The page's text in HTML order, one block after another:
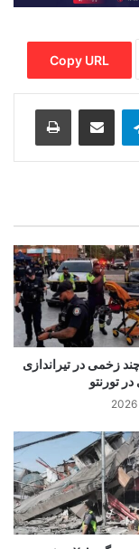
Copy URL
Telegram
Share via Email
Print
زخمی در تیراندازی
تورنتو